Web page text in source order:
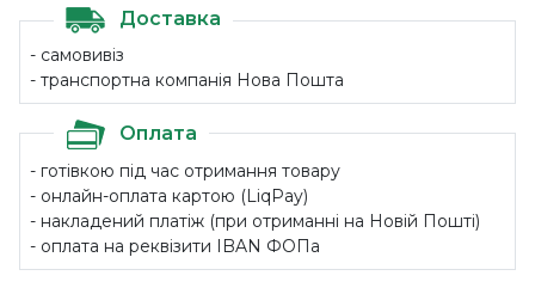
Доставка
- самовивіз
- транспортна компанія Нова Пошта
Оплата
- готівкою під час отримання товару
- онлайн-оплата картою (LiqPay)
- накладений платіж (при отриманні на Новій Пошті)
- оплата на реквізити IBAN ФОПа